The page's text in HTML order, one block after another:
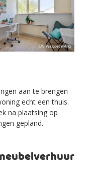
aan te brengen
echt een thuis.
na plaatsing op
gepland.